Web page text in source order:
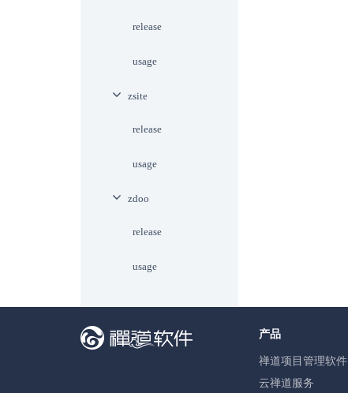
release
usage
zsite
release
usage
zdoo
release
usage
产品
禅道项目管理软件
云禅道服务